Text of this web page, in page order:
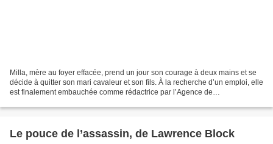
Milla, mère au foyer effacée, prend un jour son courage à deux mains et se
décide à quitter son mari cavaleur et son fils. À la recherche d’un emploi, elle
est finalement embauchée comme rédactrice par l’Agence de
Le pouce de l’assassin, de Lawrence Block